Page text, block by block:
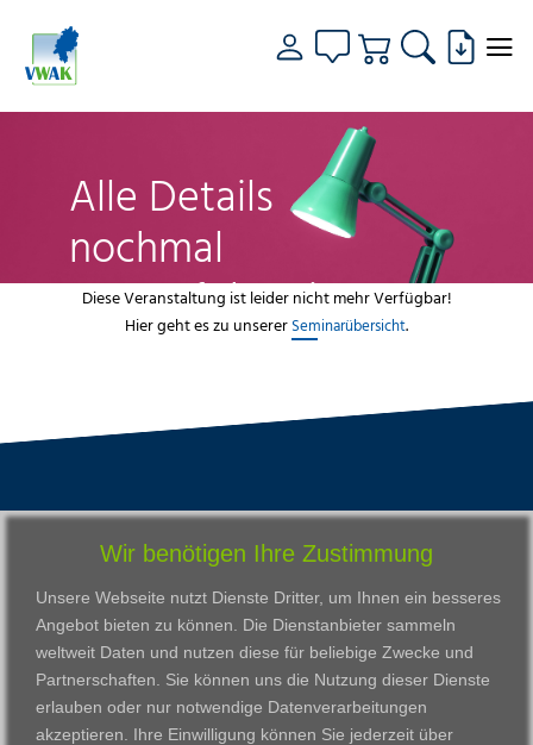
Alle Details
nochmal
genau fokussiert
Diese Veranstaltung ist leider nicht mehr Verfügbar!
Hier geht es zu unserer Seminarübersicht.
VWAK
Karriere
Kontakt
Download
Impressum
Datenschutzerklärung
Standorte
Darmstadt
Frankfurt am Main
Gießen
Kassel
Wiesbaden
Fortbildungszentrum
Bildungsangebot
Ausbildung
Zertifikatslehrgänge
Fortbildung
Wir benötigen Ihre Zustimmung
Unsere Webseite nutzt Dienste Dritter, um Ihnen ein besseres
Angebot bieten zu können. Die Dienstanbieter sammeln
weltweit Daten und nutzen diese für beliebige Zwecke und
Partnerschaften. Sie können uns die Nutzung dieser Dienste
erlauben oder nur notwendige Datenverarbeitungen
akzeptieren. Ihre Einwilligung können Sie jederzeit über